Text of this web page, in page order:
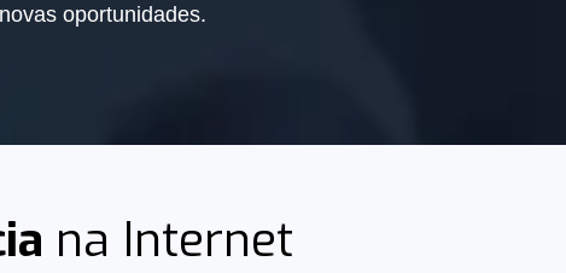
novas oportunidades.
na Internet